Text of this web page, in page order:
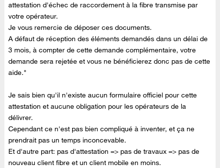
attestation d'échec de raccordement à la fibre transmise par
votre opérateur.
Je vous remercie de déposer ces documents.
A défaut de réception des éléments demandés dans un délai de
3 mois, à compter de cette demande complémentaire, votre
demande sera rejetée et vous ne bénéficierez donc pas de cette
aide."
Je sais bien qu'il n'existe aucun formulaire officiel pour cette
attestation et aucune obligation pour les opérateurs de la
délivrer.
Cependant ce n'est pas bien compliqué à inventer, et ça ne
prendrait pas un temps inconcevable.
Et d'autre part: pas d'attestation => pas de travaux => pas de
nouveau client fibre et un client mobile en moins.